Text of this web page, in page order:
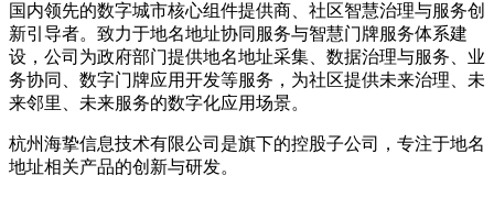
国内领先的数字城市核心组件提供商、社区智慧治理与服务创
新引导者。致力于地名地址协同服务与智慧门牌服务体系建
设，公司为政府部门提供地名地址采集、数据治理与服务、业
务协同、数字门牌应用开发等服务，为社区提供未来治理、未
来邻里、未来服务的数字化应用场景。
杭州海挚信息技术有限公司是旗下的控股子公司，专注于地名
地址相关产品的创新与研发。